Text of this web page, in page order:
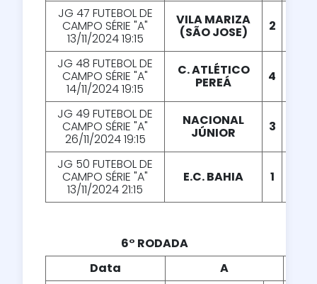
JG 47 FUTEBOL DE
CAMPO SÉRIE "A"
13/11/2024 19:15
VILA MARIZA
(SÃO JOSE) 2
JG 48 FUTEBOL DE
CAMPO SÉRIE "A"
14/11/2024 19:15
C. ATLÉTICO
PEREÁ 4
JG 49 FUTEBOL DE
CAMPO SÉRIE "A"
26/11/2024 19:15
NACIONAL
JÚNIOR 3
JG 50 FUTEBOL DE
CAMPO SÉRIE "A"
13/11/2024 21:15
E.C. BAHIA 1
6° RODADA
Data
A